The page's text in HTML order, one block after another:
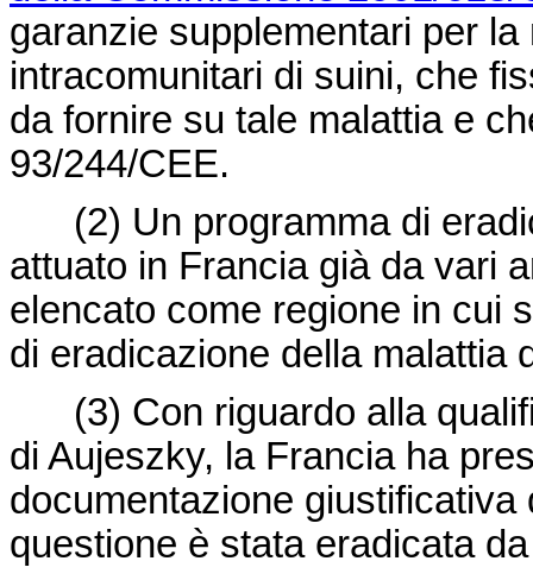
garanzie supplementari per
intracomunitari di suini, che
da fornire su tale malattia e
93/244/CEE.
(2) Un programma di
attuato in Francia già da vari
elencato come regione in cui
di eradicazione della malattia
(3) Con riguardo alla
di Aujeszky, la Francia ha
documentazione
questione è stata eradicata